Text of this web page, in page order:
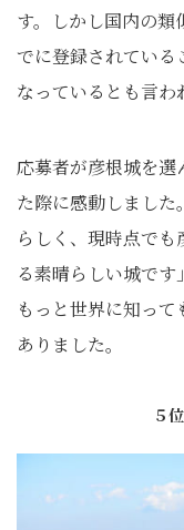
す。しかし国内の
でに登録されている
なっているとも言わ
応募者が彦根城を選
た際に感動しまし
らしく、現時点で
る素晴らしい城で
もっと世界に知っ
ありました。
５